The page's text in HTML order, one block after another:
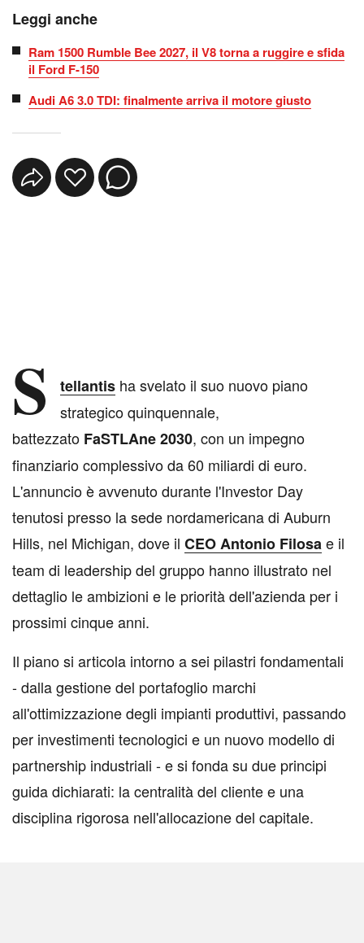
Leggi anche
Ram 1500 Rumble Bee 2027, il V8 torna a ruggire e sfida
il Ford F-150
Audi A6 3.0 TDI: finalmente arriva il motore giusto
S tellantis ha svelato il suo nuovo piano
strategico quinquennale,
battezzato FaSTLAne 2030, con un impegno
finanziario complessivo da 60 miliardi di euro.
L'annuncio è avvenuto durante l'Investor Day
tenutosi presso la sede nordamericana di Auburn
Hills, nel Michigan, dove il CEO Antonio Filosae il
team di leadership del gruppo hanno illustrato nel
dettaglio le ambizioni e le priorità dell'azienda per i
prossimi cinque anni.
Il piano si articola intorno a sei pilastri fondamentali
- dalla gestione del portafoglio marchi
all'ottimizzazione degli impianti produttivi, passando
per investimenti tecnologici e un nuovo modello di
partnership industriali - e si fonda su due principi
guida dichiarati: la centralità del cliente e una
disciplina rigorosa nell'allocazione del capitale.